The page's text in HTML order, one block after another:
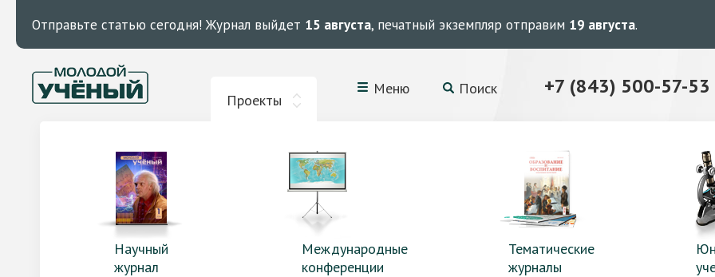
Отправьте статью сегодня! Журнал выйдет 15 августа, печатный экземпляр отправим 19 августа.
Проекты
Меню Поиск +7 (843) 500-57-53
Научный
журнал
Международные
конференции
Тематические
журналы